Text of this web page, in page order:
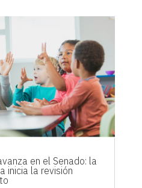
en el Senado: la
inicia la revisión